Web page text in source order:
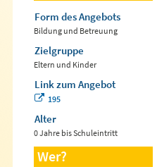
Form des Angebots
Bildung und Betreuung
Zielgruppe
Eltern und Kinder
Link zum Angebot
195
Alter
0 Jahre bis Schuleintritt
Wer?